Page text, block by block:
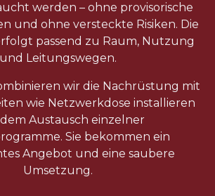
werden – ohne provisorische
und ohne versteckte Risiken. Die
passend zu Raum, Nutzung
und Leitungswegen.
wir die Nachrüstung mit
wie Netzwerkdose installieren
Austausch einzelner
Sie bekommen ein
Angebot und eine saubere
Umsetzung.